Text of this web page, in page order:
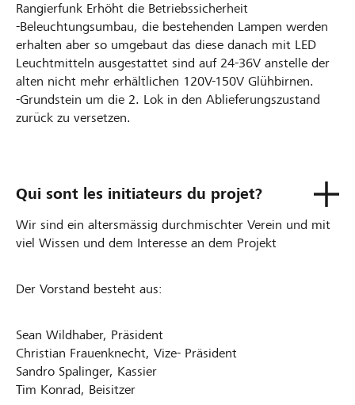
Rangierfunk Erhöht die Betriebssicherheit
-Beleuchtungsumbau, die bestehenden Lampen werden
erhalten aber so umgebaut das diese danach mit LED
Leuchtmitteln ausgestattet sind auf 24-36V anstelle der
alten nicht mehr erhältlichen 120V-150V Glühbirnen.
-Grundstein um die 2. Lok in den Ablieferungszustand
zurück zu versetzen.
Qui sont les initiateurs du projet?
Wir sind ein altersmässig durchmischter Verein und mit
viel Wissen und dem Interesse an dem Projekt
Der Vorstand besteht aus:
Sean Wildhaber, Präsident
Christian Frauenknecht, Vize- Präsident
Sandro Spalinger, Kassier
Tim Konrad, Beisitzer